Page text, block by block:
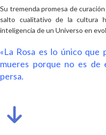
Su tremenda promesa de
salto cualitativo de la cultura
inteligencia de un Universo en
«La Rosa es lo único que
mueres porque no es de
persa.